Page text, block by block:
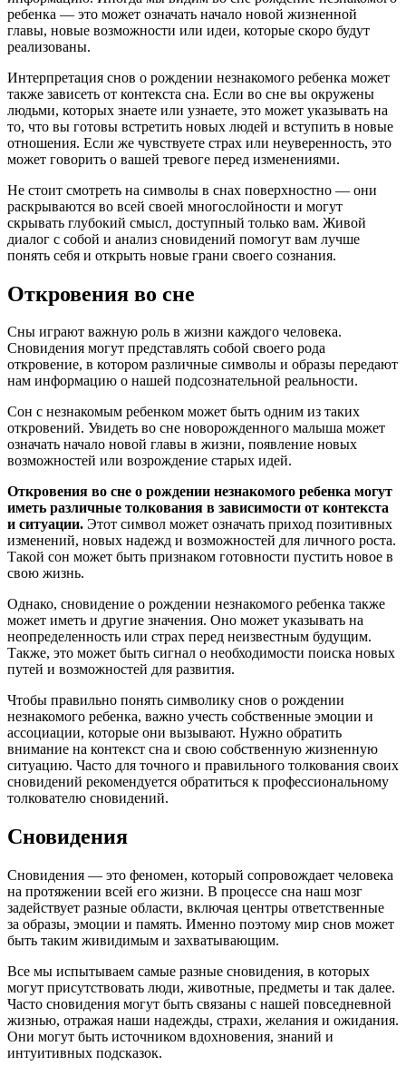
ребенка — это может означать начало новой жизненной
главы, новые возможности или идеи, которые скоро будут
реализованы.
Интерпретация снов о рождении незнакомого ребенка может
также зависеть от контекста сна. Если во сне вы окружены
людьми, которых знаете или узнаете, это может указывать на
то, что вы готовы встретить новых людей и вступить в новые
отношения. Если же чувствуете страх или неуверенность, это
может говорить о вашей тревоге перед изменениями.
Не стоит смотреть на символы в снах поверхностно — они
раскрываются во всей своей многослойности и могут
скрывать глубокий смысл, доступный только вам. Живой
диалог с собой и анализ сновидений помогут вам лучше
понять себя и открыть новые грани своего сознания.
Откровения во сне
Сны играют важную роль в жизни каждого человека.
Сновидения могут представлять собой своего рода
откровение, в котором различные символы и образы передают
нам информацию о нашей подсознательной реальности.
Сон с незнакомым ребенком может быть одним из таких
откровений. Увидеть во сне новорожденного малыша может
означать начало новой главы в жизни, появление новых
возможностей или возрождение старых идей.
Откровения во сне о рождении незнакомого ребенка могут
иметь различные толкования в зависимости от контекста
и ситуации. Этот символ может означать приход позитивных
изменений, новых надежд и возможностей для личного роста.
Такой сон может быть признаком готовности пустить новое в
свою жизнь.
Однако, сновидение о рождении незнакомого ребенка также
может иметь и другие значения. Оно может указывать на
неопределенность или страх перед неизвестным будущим.
Также, это может быть сигнал о необходимости поиска новых
путей и возможностей для развития.
Чтобы правильно понять символику снов о рождении
незнакомого ребенка, важно учесть собственные эмоции и
ассоциации, которые они вызывают. Нужно обратить
внимание на контекст сна и свою собственную жизненную
ситуацию. Часто для точного и правильного толкования своих
сновидений рекомендуется обратиться к профессиональному
толкователю сновидений.
Сновидения
Сновидения — это феномен, который сопровождает человека
на протяжении всей его жизни. В процессе сна наш мозг
задействует разные области, включая центры ответственные
за образы, эмоции и память. Именно поэтому мир снов может
быть таким живидимым и захватывающим.
Все мы испытываем самые разные сновидения, в которых
могут присутствовать люди, животные, предметы и так далее.
Часто сновидения могут быть связаны с нашей повседневной
жизнью, отражая наши надежды, страхи, желания и ожидания.
Они могут быть источником вдохновения, знаний и
интуитивных подсказок.